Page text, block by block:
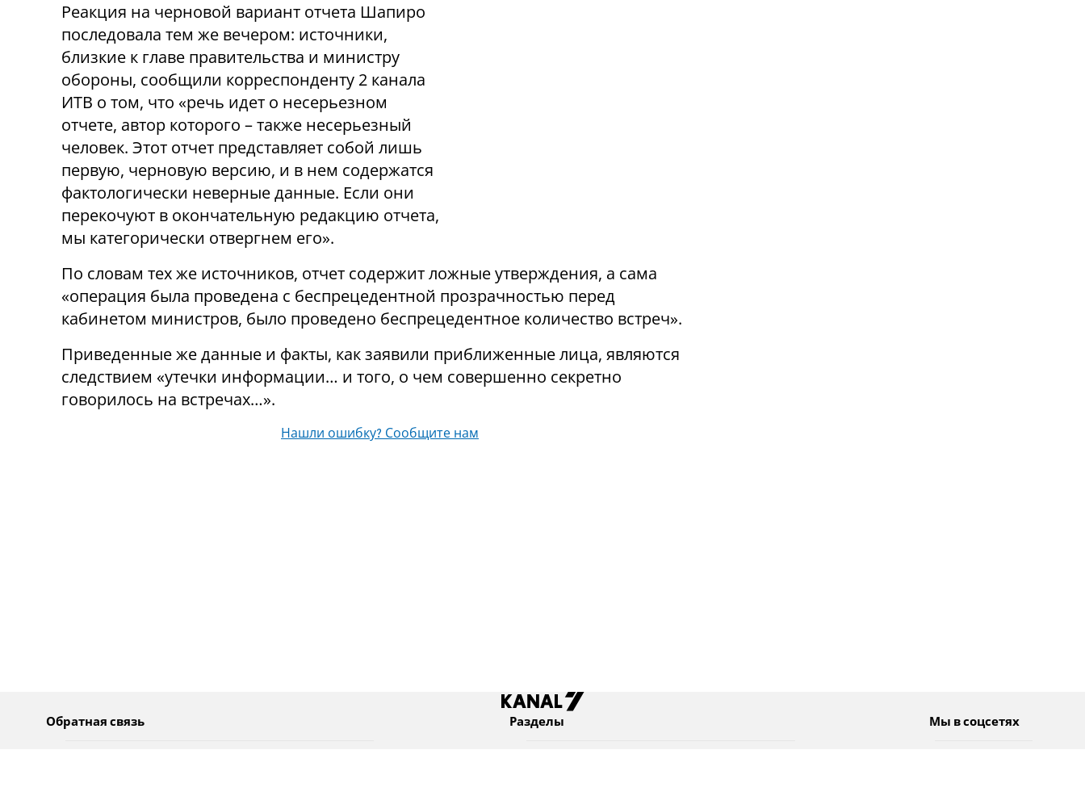
Реакция на черновой вариант отчета Шапиро
последовала тем же вечером: источники,
близкие к главе правительства и министру
обороны, сообщили корреспонденту 2 канала
ИТВ о том, что «речь идет о несерьезном
отчете, автор которого – также несерьезный
человек. Этот отчет представляет собой лишь
первую, черновую версию, и в нем содержатся
фактологически неверные данные. Если они
перекочуют в окончательную редакцию отчета,
мы категорически отвергнем его».
По словам тех же источников, отчет содержит ложные утверждения, а сама
«операция была проведена с беспрецедентной прозрачностью перед
кабинетом министров, было проведено беспрецедентное количество встреч».
Приведенные же данные и факты, как заявили приближенные лица, являются
следствием «утечки информации… и того, о чем совершенно секретно
говорилось на встречах…».
Нашли ошибку? Сообщите нам
Обратная связь Разделы Мы в соцсетях